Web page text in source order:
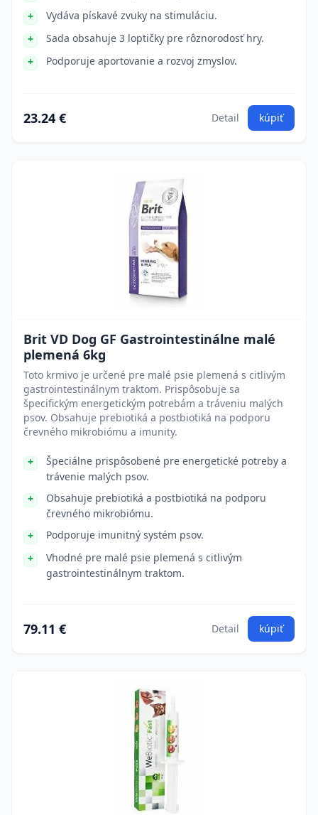
Vydáva pískavé zvuky na stimuláciu.
Sada obsahuje 3 loptičky pre rôznorodosť hry.
Podporuje aportovanie a rozvoj zmyslov.
23.24 € Detail kúpiť
Brit VD Dog GF Gastrointestinálne malé
plemená 6kg
Toto krmivo je určené pre malé psie plemená s citlivým
gastrointestinálnym traktom. Prispôsobuje sa
špecifickým energetickým potrebám a tráveniu malých
psov. Obsahuje prebiotiká a postbiotiká na podporu
črevného mikrobiómu a imunity.
Špeciálne prispôsobené pre energetické potreby a
trávenie malých psov.
Obsahuje prebiotiká a postbiotiká na podporu
črevného mikrobiómu.
Podporuje imunitný systém psov.
Vhodné pre malé psie plemená s citlivým
gastrointestinálnym traktom.
79.11 € Detail kúpiť